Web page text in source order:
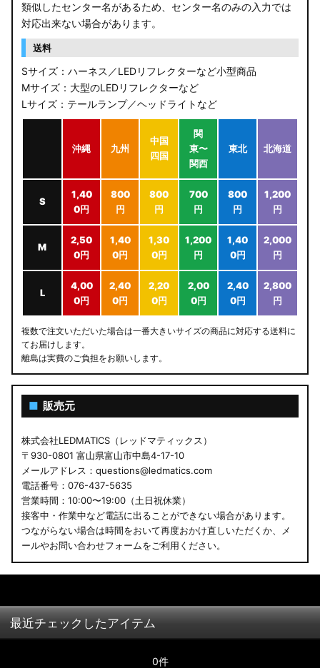
JB64W/JB74W/JC74W ジムニー/シエラ/ノマド
類似したセンター名があるため、センター名のみの入力では
対応出来ない場合があります。
送料
Sサイズ：ハーネス／LEDリフレクターなど小型商品
Mサイズ：大型のLEDリフレクターなど
Lサイズ：テールランプ／ヘッドライトなど
沖縄 九州
中国
四国
関
東〜
関西
東北 北海道
S
1,40
0円
800
円
800
円
700
円
800
円
1,200
円
M
2,50
0円
1,40
0円
1,30
0円
1,200
円
1,40
0円
2,000
円
L
4,00
0円
2,40
0円
2,20
0円
2,00
0円
2,40
0円
2,800
円
複数で注文いただいた場合は一番大きいサイズの商品に対応する送料に
てお届けします。
離島は実費のご負担をお願いします。
■ 販売元
株式会社LEDMATICS（レッドマティックス）
〒930-0801 富山県富山市中島4-17-10
メールアドレス：questions@ledmatics.com
電話番号：076-437-5635
営業時間：10:00〜19:00（土日祝休業）
接客中・作業中など電話に出ることができない場合があります。
つながらない場合は時間をおいて再度おかけ直しいただくか、メ
ールやお問い合わせフォームをご利用ください。
最近チェックしたアイテム
0件